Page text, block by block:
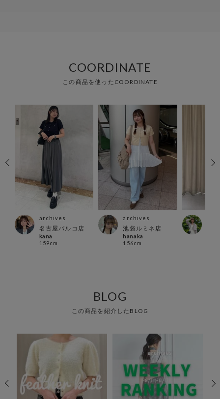
COORDINATE
この商品を使ったCOORDINATE
archives
名古屋パルコ店
kana
159cm
archives
池袋ルミネ店
hanaka
156cm
BLOG
この商品を紹介したBLOG